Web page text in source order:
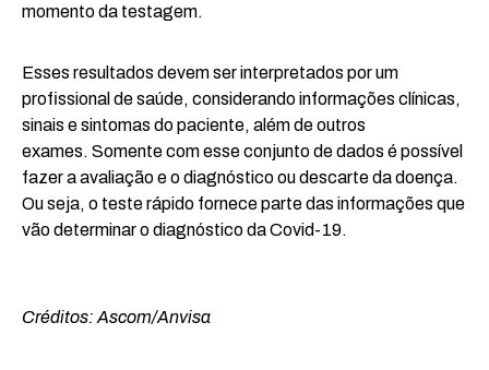
momento da testagem.
Esses resultados devem ser interpretados por um
profissional de saúde, considerando informações clínicas,
sinais e sintomas do paciente, além de outros
exames. Somente com esse conjunto de dados é possível
fazer a avaliação e o diagnóstico ou descarte da doença.
Ou seja, o teste rápido fornece parte das informações que
vão determinar o diagnóstico da Covid-19.
Créditos: Ascom/Anvisa